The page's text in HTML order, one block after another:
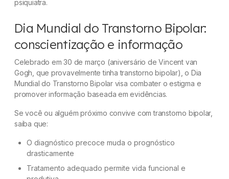
psiquiatra.
Dia Mundial do Transtorno Bipolar:
conscientização e informação
Celebrado em 30 de março (aniversário de Vincent van
Gogh, que provavelmente tinha transtorno bipolar), o Dia
Mundial do Transtorno Bipolar visa combater o estigma e
promover informação baseada em evidências.
Se você ou alguém próximo convive com transtorno bipolar,
saiba que:
O diagnóstico precoce muda o prognóstico
drasticamente
Tratamento adequado permite vida funcional e